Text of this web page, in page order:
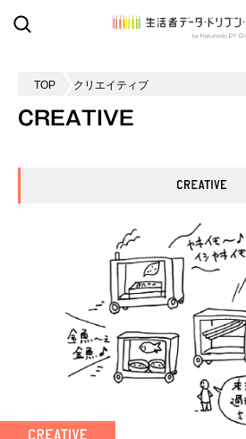
TOP クリエイティブ
CREATIVE